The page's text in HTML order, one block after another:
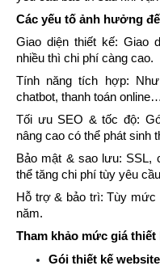
Các yếu tố ảnh hưởng
Giao diện thiết kế: Giao
nhiều thì chi phí càng cao.
Tính năng tích hợp:
chatbot, thanh toán
Tối ưu SEO & tốc độ:
nâng cao có thể phát sinh
Bảo mật & sao lưu: SSL,
thể tăng chi phí tùy yêu
Hỗ trợ & bảo trì: Tùy mức
năm.
Tham khảo mức giá thiết
Gói thiết kế